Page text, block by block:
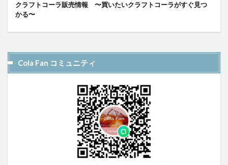
クラフトコーラ販売情報 〜買いたいクラフトコーラがすぐ見つ
かる〜
Cola Fan コミュニティ